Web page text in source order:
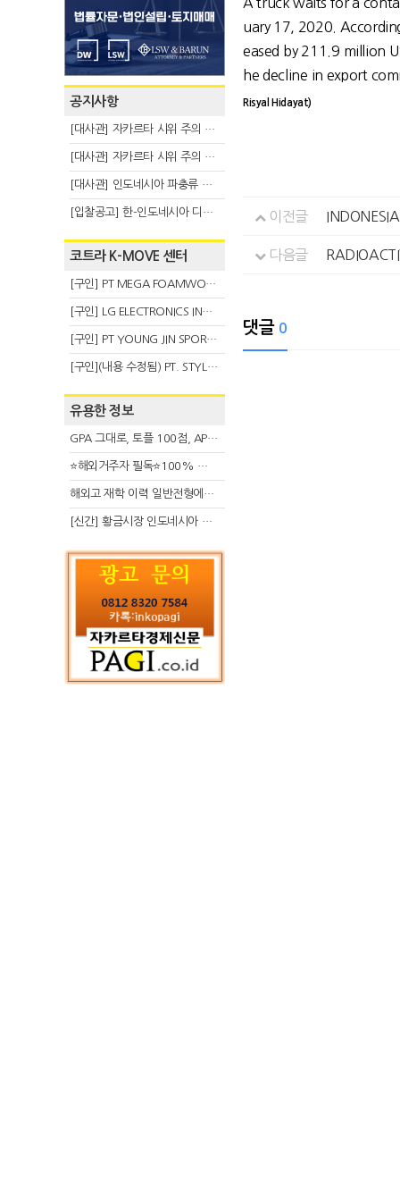
공지사항
[대사관] 자카르타 시위 주의 안내(8.6)
[대사관] 자카르타 시위 주의 안내(8.3)
[대사관] 인도네시아 파충류 불법 반출 주의 (7.29)
[입찰공고] 한-인도네시아 디지털융복합 탈 전시회
코트라 K-MOVE 센터
[구인] PT MEGA FOAMWORKS INDONESIA
[구인] LG ELECTRONICS INDONESIA
[구인] PT YOUNG JIN SPORT INDONESIA
[구인](내용 수정됨) PT. STYLE KOREAN INDONESIA (스타일 코리안 인도네시아)
유용한 정보
GPA 그대로, 토플 100점, AP 막막 — 원인은 하나입니다
⭐해외거주자 필독⭐100% 온라인 마지막 한국어교원 2급 추가모집 (~8/2)
해외고 재학 이력 일반전형에서 분명한 입시 강점 살리는 전략
[신간] 황금시장 인도네시아 슈퍼리치의 성공 수업
uary 17, 2020.
eased by 211.9 million
he decline in export
Risyal Hidayat)
이전글
다음글
댓글 0